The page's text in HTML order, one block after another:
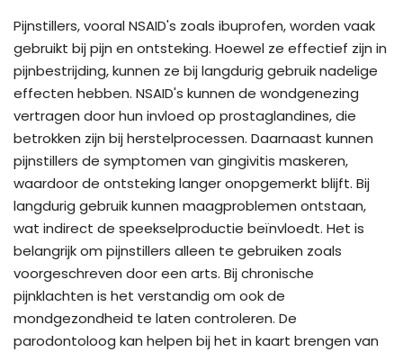
Pijnstillers, vooral NSAID's zoals ibuprofen, worden vaak
gebruikt bij pijn en ontsteking. Hoewel ze effectief zijn in
pijnbestrijding, kunnen ze bij langdurig gebruik nadelige
effecten hebben. NSAID's kunnen de wondgenezing
vertragen door hun invloed op prostaglandines, die
betrokken zijn bij herstelprocessen. Daarnaast kunnen
pijnstillers de symptomen van gingivitis maskeren,
waardoor de ontsteking langer onopgemerkt blijft. Bij
langdurig gebruik kunnen maagproblemen ontstaan,
wat indirect de speekselproductie beïnvloedt. Het is
belangrijk om pijnstillers alleen te gebruiken zoals
voorgeschreven door een arts. Bij chronische
pijnklachten is het verstandig om ook de
mondgezondheid te laten controleren. De
parodontoloog kan helpen bij het in kaart brengen van